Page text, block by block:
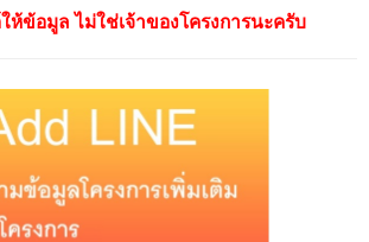
ให้ข้อมูล ไม่ใช่เจ้าของโครงการนะครับ